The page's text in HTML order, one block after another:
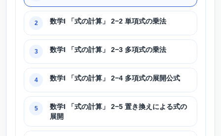
2 数学I 「式の計算」 2−2 単項式の乗法
3 数学I 「式の計算」 2−3 多項式の乗法
4 数学I 「式の計算」 2−4 多項式の展開公式
5
数学I 「式の計算」 2−5 置き換えによる式の
展開